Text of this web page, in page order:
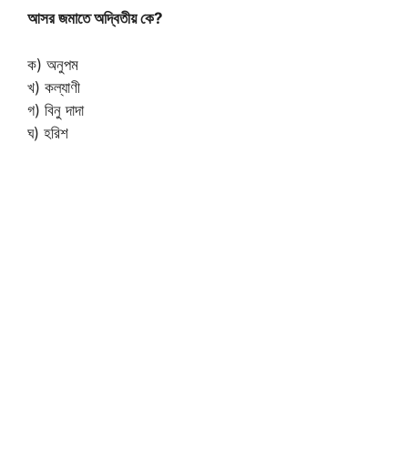
আসর জমাতে অদ্বিতীয় কে?
ক) অনুপম
খ) কল্যাণী
গ) বিনু দাদা
ঘ) হরিশ